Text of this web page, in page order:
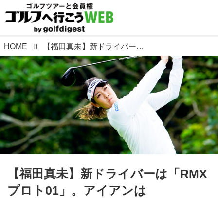
HOME 【福田真未】新ドライバーは「RMXプロト01」。アイアンは「RMX020」、顔は"ちょっと逃げ気味"が好き
【福田真未】新ドライバーは「RMX
プロト01」。アイアンは